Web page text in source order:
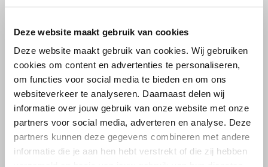
Deze website maakt gebruik van cookies
Deze website maakt gebruik van cookies. Wij gebruiken
cookies om content en advertenties te personaliseren,
om functies voor social media te bieden en om ons
websiteverkeer te analyseren. Daarnaast delen wij
informatie over jouw gebruik van onze website met onze
partners voor social media, adverteren en analyse. Deze
partners kunnen deze gegevens combineren met andere
informatie die je aan hen hebt verstrekt of die zij hebben
heerlijke stretch stof waardoor hij heerlijk zit. De jurk heeft een
Lees meer
Lees meer
Maat:
1SIZE
Toevoegen aan winkelwagen